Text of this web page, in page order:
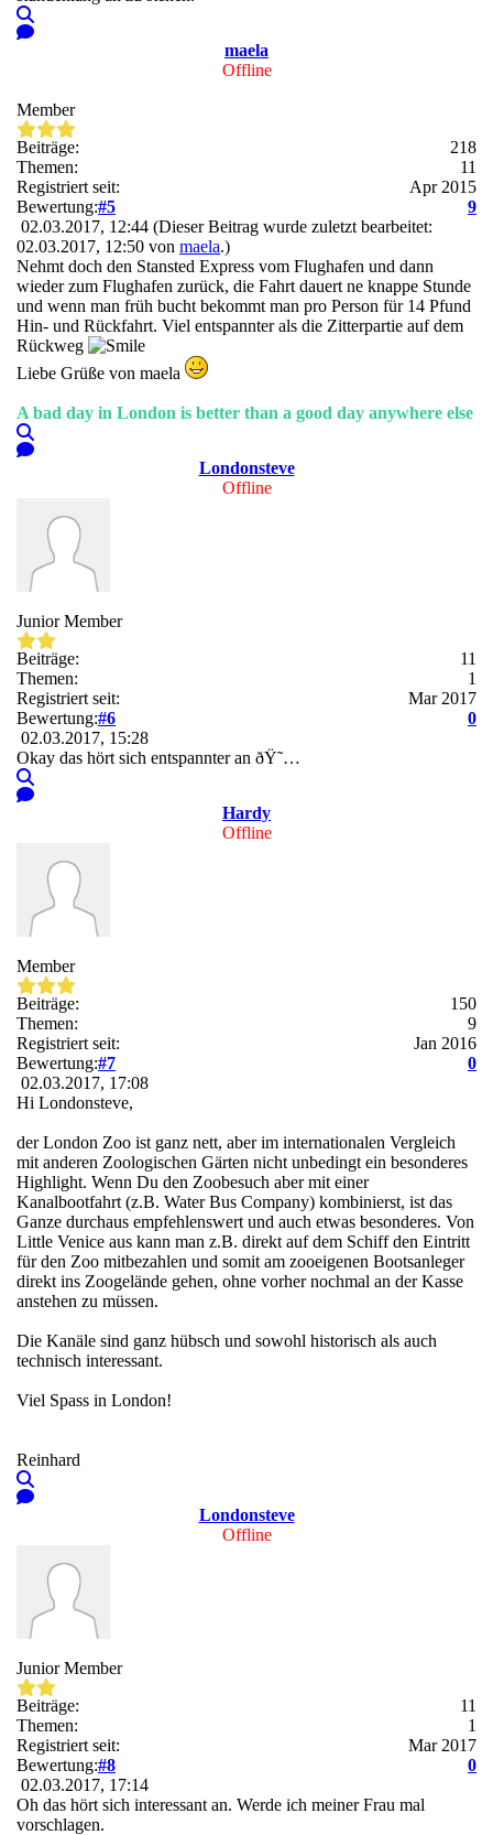
maela
Offline
Member
Beiträge:
218
Themen:
11
Registriert seit:
Apr 2015
Bewertung:
9
#5
02.03.2017, 12:44 (Dieser Beitrag wurde zuletzt bearbeitet:
02.03.2017, 12:50 von maela.)
Nehmt doch den Stansted Express vom Flughafen und dann
wieder zum Flughafen zurück, die Fahrt dauert ne knappe Stunde
und wenn man früh bucht bekommt man pro Person für 14 Pfund
Hin- und Rückfahrt. Viel entspannter als die Zitterpartie auf dem
Rückweg
Liebe Grüße von maela
A bad day in London is better than a good day anywhere else
Londonsteve
Offline
Junior Member
Beiträge:
11
Themen:
1
Registriert seit:
Mar 2017
Bewertung:
0
#6
02.03.2017, 15:28
Okay das hört sich entspannter an ðŸ˜…
Hardy
Offline
Member
Beiträge:
150
Themen:
9
Registriert seit:
Jan 2016
Bewertung:
0
#7
02.03.2017, 17:08
Hi Londonsteve,
der London Zoo ist ganz nett, aber im internationalen Vergleich
mit anderen Zoologischen Gärten nicht unbedingt ein besonderes
Highlight. Wenn Du den Zoobesuch aber mit einer
Kanalbootfahrt (z.B. Water Bus Company) kombinierst, ist das
Ganze durchaus empfehlenswert und auch etwas besonderes. Von
Little Venice aus kann man z.B. direkt auf dem Schiff den Eintritt
für den Zoo mitbezahlen und somit am zooeigenen Bootsanleger
direkt ins Zoogelände gehen, ohne vorher nochmal an der Kasse
anstehen zu müssen.
Die Kanäle sind ganz hübsch und sowohl historisch als auch
technisch interessant.
Viel Spass in London!
Reinhard
Londonsteve
Offline
Junior Member
Beiträge:
11
Themen:
1
Registriert seit:
Mar 2017
Bewertung:
0
#8
02.03.2017, 17:14
Oh das hört sich interessant an. Werde ich meiner Frau mal
vorschlagen.